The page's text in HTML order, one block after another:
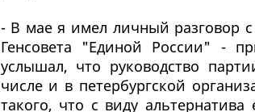
- В мае я имел личный разговор
Генсовета "Единой России" -
услышал, что руководство
числе и в петербургской
такого, что с виду